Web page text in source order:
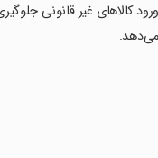
ورود کالاهای غیر قانونی
می‌دهد.